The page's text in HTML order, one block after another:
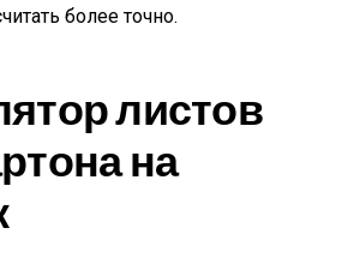
более точно.
листов
на